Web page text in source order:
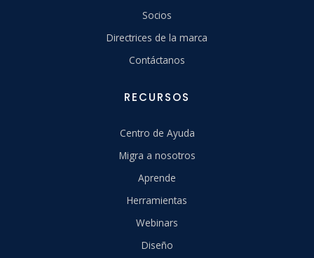
Socios
Directrices de la marca
Contáctanos
RECURSOS
Centro de Ayuda
Migra a nosotros
Aprende
Herramientas
Webinars
Diseño